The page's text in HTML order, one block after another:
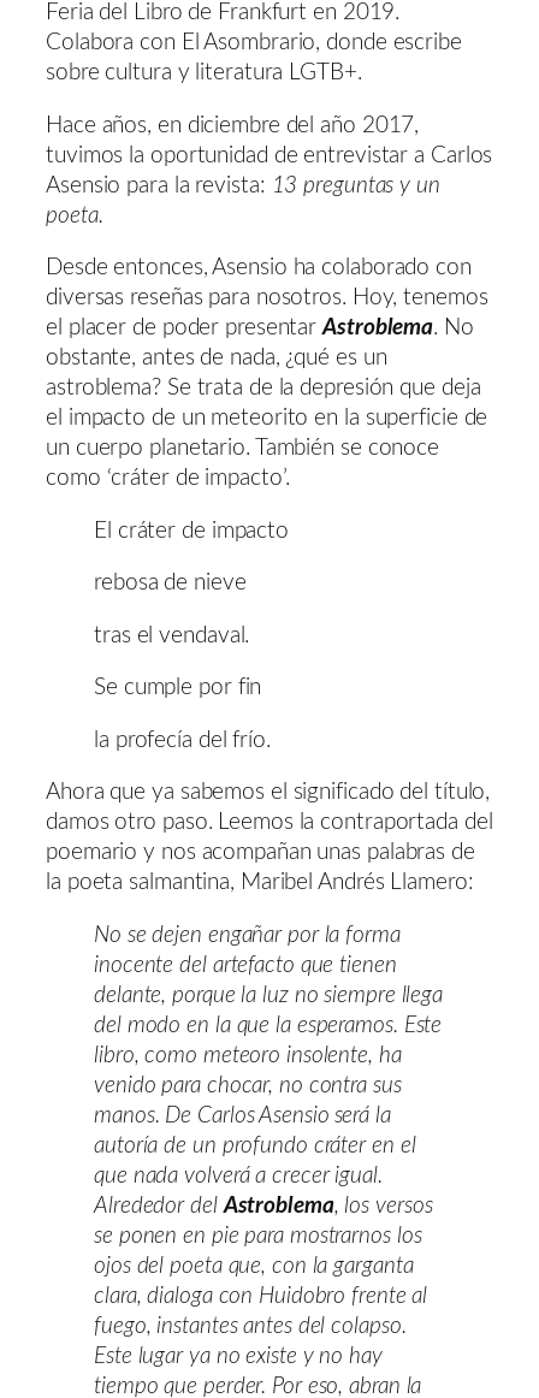
Feria del Libro de Frankfurt en 2019.
Colabora con El Asombrario, donde escribe
sobre cultura y literatura LGTB+.
Hace años, en diciembre del año 2017,
tuvimos la oportunidad de entrevistar a Carlos
Asensio para la revista: 13 preguntas y un
poeta.
Desde entonces, Asensio ha colaborado con
diversas reseñas para nosotros. Hoy, tenemos
el placer de poder presentarAstroblema. No
obstante, antes de nada, ¿qué es un
astroblema? Se trata de la depresión que deja
el impacto de un meteorito en la superficie de
un cuerpo planetario. También se conoce
como ‘cráter de impacto’.
El cráter de impacto
rebosa de nieve
tras el vendaval.
Se cumple por fin
la profecía del frío.
Ahora que ya sabemos el significado del título,
damos otro paso. Leemos la contraportada del
poemario y nos acompañan unas palabras de
la poeta salmantina, Maribel Andrés Llamero:
No se dejen engañar por la forma
inocente del artefacto que tienen
delante, porque la luz no siempre llega
del modo en la que la esperamos. Este
libro, como meteoro insolente, ha
venido para chocar, no contra sus
manos. De Carlos Asensio será la
autoría de un profundo cráter en el
que nada volverá a crecer igual.
Alrededor del Astroblema, los versos
se ponen en pie para mostrarnos los
ojos del poeta que, con la garganta
clara, dialoga con Huidobro frente al
fuego, instantes antes del colapso.
Este lugar ya no existe y no hay
tiempo que perder. Por eso, abran la